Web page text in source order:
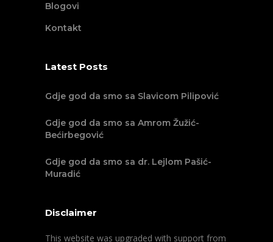
Blogovi
Kontakt
Latest Posts
Gdje god da smo sa Slavicom Pilipović
Gdje god da smo sa Amrom Žužić-
Bećirbegović
Gdje god da smo sa dr. Lejlom Pašić-
Muradić
Disclaimer
This website was upgraded with support from